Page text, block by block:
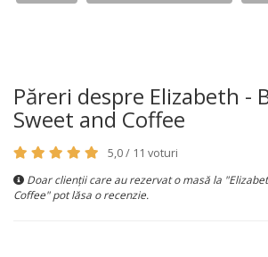
Păreri despre Elizabeth -
Sweet and Coffee
5,0 / 11 voturi
Doar clienții care au rezervat o masă la
Coffee" pot lăsa o recenzie.